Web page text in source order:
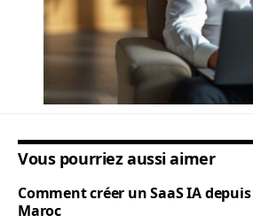
Vous pourriez aussi aimer
Comment créer un SaaS IA
Maroc